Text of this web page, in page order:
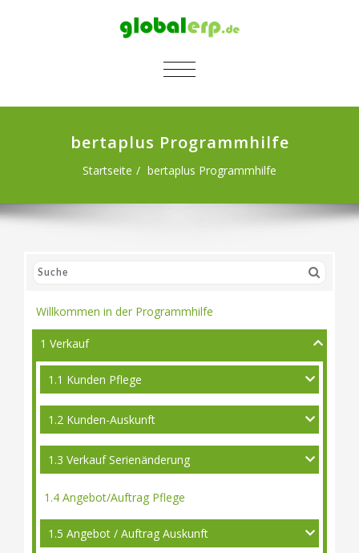
SCHALTE NAVIGATION
bertaplus Programmhilfe
Startseite bertaplus Programmhilfe
Willkommen in der Programmhilfe
1 Verkauf
1.1 Kunden Pflege
1.2 Kunden-Auskunft
1.3 Verkauf Serienänderung
1.4 Angebot/Auftrag Pflege
1.5 Angebot / Auftrag Auskunft